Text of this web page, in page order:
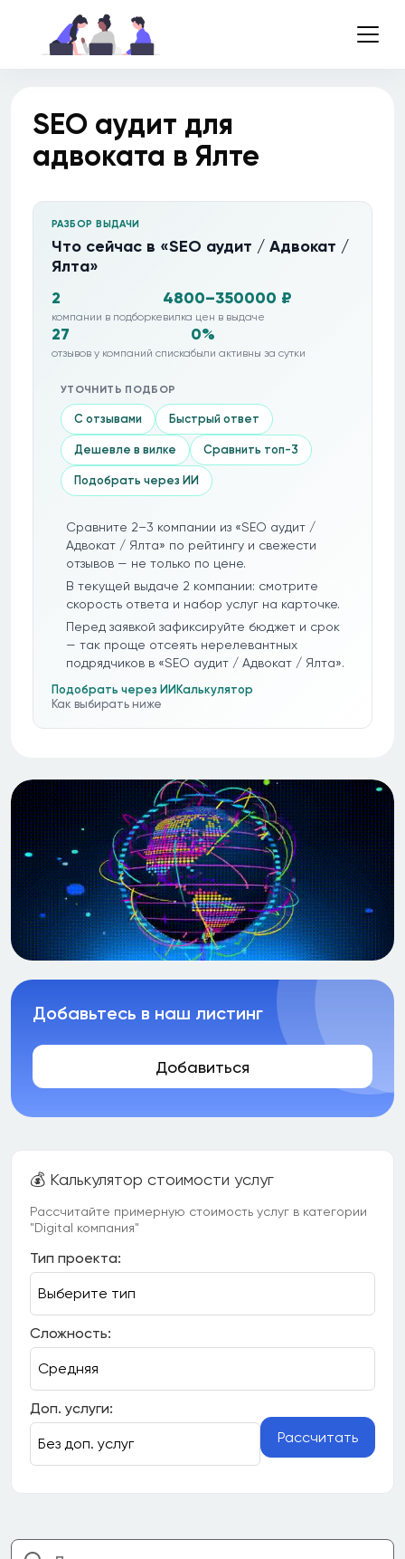
SEO аудит для
адвоката в Ялте
РАЗБОР ВЫДАЧИ
Что сейчас в «SEO аудит / Адвокат /
Ялта»
2
компании в подборке
4800–350000 ₽
вилка цен в выдаче
27
отзывов у компаний списка
0%
были активны за сутки
УТОЧНИТЬ ПОДБОР
С отзывами Быстрый ответ
Дешевле в вилке Сравнить топ-3
Подобрать через ИИ
Сравните 2–3 компании из «SEO аудит /
Адвокат / Ялта» по рейтингу и свежести
отзывов — не только по цене.
В текущей выдаче 2 компании: смотрите
скорость ответа и набор услуг на карточке.
Перед заявкой зафиксируйте бюджет и срок
— так проще отсеять нерелевантных
подрядчиков в «SEO аудит / Адвокат / Ялта».
Подобрать через ИИ Калькулятор
Как выбирать ниже
Добавьтесь в наш листинг
Добавиться
💰 Калькулятор стоимости услуг
Рассчитайте примерную стоимость услуг в категории
"Digital компания"
Тип проекта:
Сложность:
Доп. услуги:
Рассчитать